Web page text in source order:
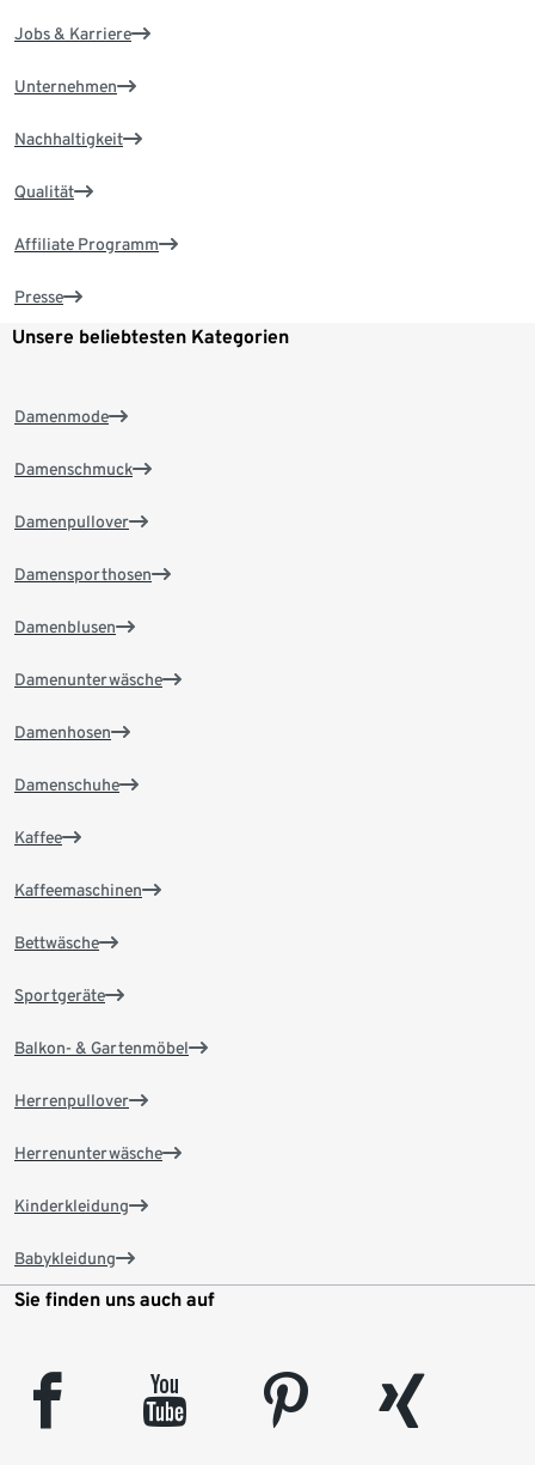
Jobs & Karriere
Unternehmen
Nachhaltigkeit
Qualität
Affiliate Programm
Presse
Unsere beliebtesten Kategorien
Damenmode
Damenschmuck
Damenpullover
Damensporthosen
Damenblusen
Damenunterwäsche
Damenhosen
Damenschuhe
Kaffee
Kaffeemaschinen
Bettwäsche
Sportgeräte
Balkon- & Gartenmöbel
Herrenpullover
Herrenunterwäsche
Kinderkleidung
Babykleidung
Sie finden uns auch auf
facebook youtube pinterest
xing